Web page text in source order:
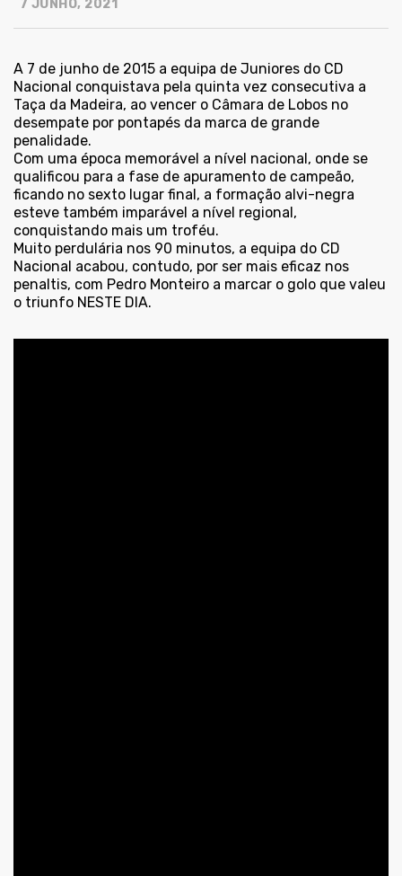
7 JUNHO, 2021
A 7 de junho de 2015 a equipa de Juniores do CD
Nacional conquistava pela quinta vez consecutiva a
Taça da Madeira, ao vencer o Câmara de Lobos no
desempate por pontapés da marca de grande
penalidade.
Com uma época memorável a nível nacional, onde se
qualificou para a fase de apuramento de campeão,
ficando no sexto lugar final, a formação alvi-negra
esteve também imparável a nível regional,
conquistando mais um troféu.
Muito perdulária nos 90 minutos, a equipa do CD
Nacional acabou, contudo, por ser mais eficaz nos
penaltis, com Pedro Monteiro a marcar o golo que valeu
o triunfo NESTE DIA.